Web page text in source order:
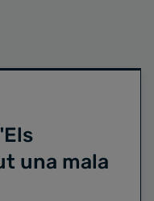
una mala